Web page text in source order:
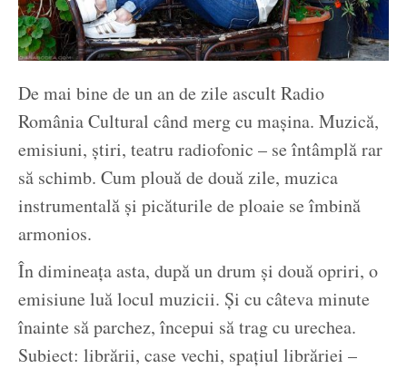
De mai bine de un an de zile ascult Radio
România Cultural când merg cu mașina. Muzică,
emisiuni, știri, teatru radiofonic – se întâmplă rar
să schimb. Cum plouă de două zile, muzica
instrumentală și picăturile de ploaie se îmbină
armonios.
În dimineața asta, după un drum și două opriri, o
emisiune luă locul muzicii. Și cu câteva minute
înainte să parchez, începui să trag cu urechea.
Subiect: librării, case vechi, spațiul librăriei –